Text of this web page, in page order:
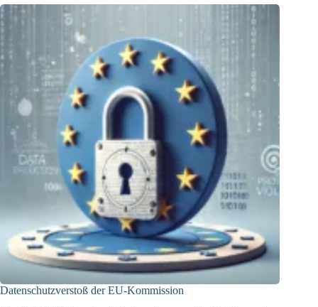
bald
Geschichte?
Datenschutzverstoß der EU-Kommission